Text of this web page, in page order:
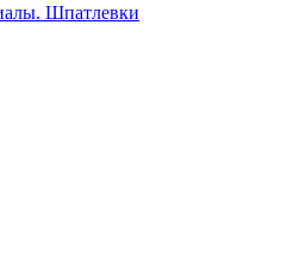
Шпатлевки